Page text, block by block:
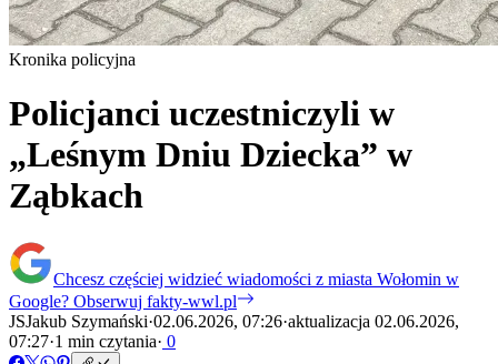
Kronika policyjna
Policjanci uczestniczyli w
„Leśnym Dniu Dziecka” w
Ząbkach
Chcesz częściej widzieć wiadomości z miasta Wołomin w
Google? Obserwuj fakty-wwl.pl
JSJakub Szymański·02.06.2026, 07:26·aktualizacja 02.06.2026,
07:27·1 min czytania· 0